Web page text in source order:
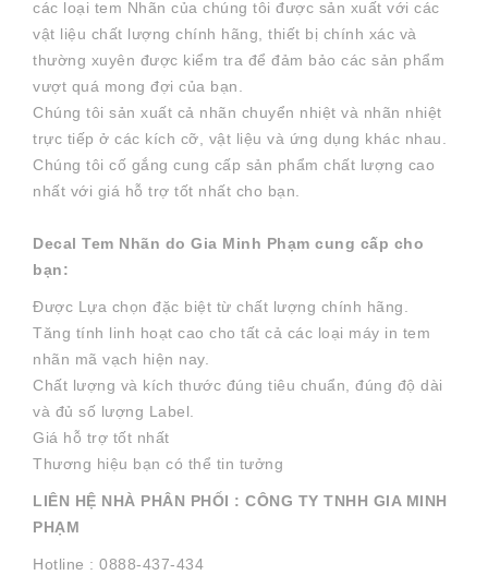
các loại tem Nhãn của chúng tôi được sản xuất với các
vật liệu chất lượng chính hãng, thiết bị chính xác và
thường xuyên được kiểm tra để đảm bảo các sản phẩm
vượt quá mong đợi của bạn.
Chúng tôi sản xuất cả nhãn chuyển nhiệt và nhãn nhiệt
trực tiếp ở các kích cỡ, vật liệu và ứng dụng khác nhau.
Chúng tôi cố gắng cung cấp sản phẩm chất lượng cao
nhất với giá hỗ trợ tốt nhất cho bạn.
Decal Tem Nhãn do Gia Minh Phạm cung cấp cho
bạn:
Được Lựa chọn đặc biệt từ chất lượng chính hãng.
Tăng tính linh hoạt cao cho tất cả các loại máy in tem
nhãn mã vạch hiện nay.
Chất lượng và kích thước đúng tiêu chuẩn, đúng độ dài
và đủ số lượng Label.
Giá hỗ trợ tốt nhất
Thương hiệu bạn có thể tin tưởng
LIÊN HỆ NHÀ PHÂN PHỐI : CÔNG TY TNHH GIA MINH
PHẠM
Hotline : 0888-437-434